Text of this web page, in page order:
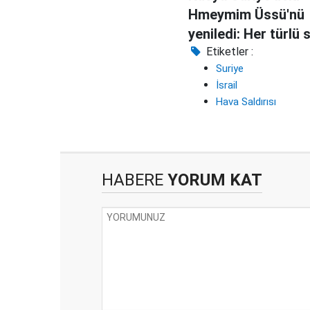
Hmeymim Üssü'nü
yeniledi: Her türlü
uçağı inebilecek
Etiketler :
Suriye
İsrail
Hava Saldırısı
HABERE YORUM KAT